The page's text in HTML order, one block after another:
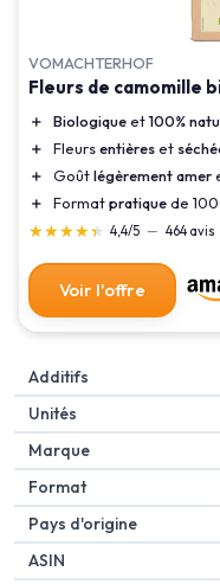
VOMACHTERHOF
Fleurs de camomille
＋ Biologiqueet100%
＋
Fleursentièreset
＋
Goûtlégèrement amer
＋
Formatpratiquede
★★★★★
★★★★★ 4,4/5 — 464 avis
Voir l'offre
Additifs
Unités
Marque
Format
Pays d'origine
ASIN